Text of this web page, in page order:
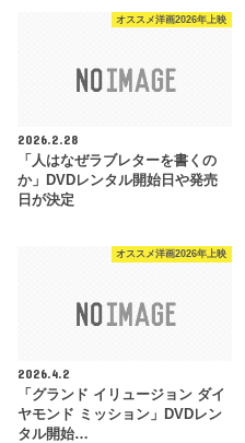
オススメ洋画2026年上映
2026.2.28
「人はなぜラブレターを書くの
か」DVDレンタル開始日や発売
日が決定
オススメ洋画2026年上映
2026.4.2
「グランド イリュージョン ダイ
ヤモンド ミッション」DVDレン
タル開始…